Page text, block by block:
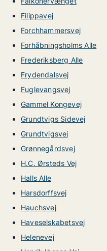
Filippavej
Forchhammersvej
Forhåbningsholms Alle
Frederiksberg Alle
Frydendalsvej
Fuglevangsvej
Gammel Kongevej
Grundtvigs Sidevej
Grundtvigsvej
Grønnegårdsvej
H.C. Ørsteds Vej
Halls Alle
Harsdorffsvej
Hauchsvej
Haveselskabetsvej
Helenevej